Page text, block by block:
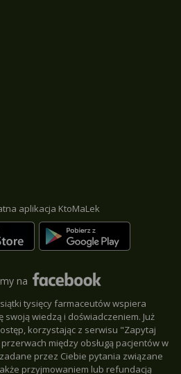
aplikacja KtoMaLek
na
tysięcy farmaceutów wspiera
swoją wiedzą i doświadczeniem. Już
korzystając z serwisu "Zapytaj
między obsługą pacjentów w
przez Ciebie pytania związane
przyjmowaniem lub refundacją